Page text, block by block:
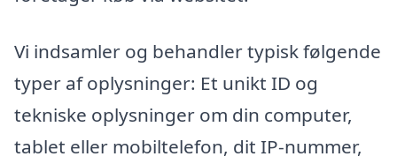
Vi indsamler og behandler typisk følgende
typer af oplysninger: Et unikt ID og
tekniske oplysninger om din computer,
tablet eller mobiltelefon, dit IP-nummer,